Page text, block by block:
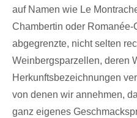
auf Namen wie Le
Chambertin oder Romanée-
abgegrenzte, nicht selten
Weinbergsparzellen, deren
Herkunftsbezeichnungen
von denen wir annehmen,
ganz eigenes